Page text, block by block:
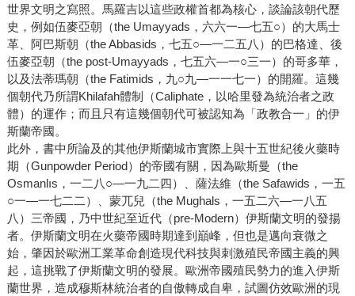
世界文明之寫照。馬羅吉以這些政權首都為核心，談論該朝代歷
史，例如伍麥亞朝（the Umayyads，六六一—七五○）的大馬士
革、阿巴斯朝（the Abbasids，七五○—一二五八）的巴格達、後
伍麥亞朝（the post-Umayyads，七五六—一○三一）的哥多華，
以及法蒂瑪朝（the Fatimids，九○九—一一七一）的開羅。這幾
個朝代乃所謂Khilafah體制（Caliphate，以哈里發為統治者之政
體）的運作；而且只有這幾個朝代可被認知為「政教合一」的伊
斯蘭帝國。
此外，書中所論及的其他伊斯蘭城市實際上與十五世紀後火藥時
期（Gunpowder Period）的帝國有關，因為歐斯曼（the
Osmanlıs，一二八○—一九二四）、薩法維（the Safawids，一五
○一—一七二二）、蒙兀兒（the Mughals，一五二六—一八五
八）三帝國，乃中世紀至近代（pre-Modern）伊斯蘭文明的發揚
者。伊斯蘭文明在火藥帝國時期達到巔峰，但也是邁向衰微之
始，肇因於歐洲工業革命創造現代科技與刺激殖民帝國主義的興
起，這挑戰了伊斯蘭文明的發展。歐洲帝國殖民勢力的進入伊斯
蘭世界，造成穆斯林統治者的自傲轉成自卑，試圖仿效歐洲的現